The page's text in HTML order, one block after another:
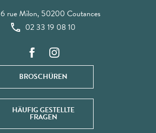
6 rue Milon, 50200 Coutances
02 33 19 08 10
BROSCHÜREN
HÄUFIG GESTELLTE
FRAGEN